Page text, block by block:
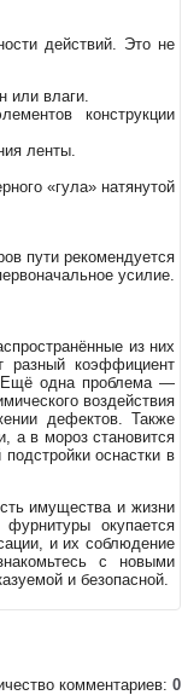
действий. Это не
или влаги.
конструкции
ленты.
«гула» натянутой
пути рекомендуется
усилие.
из них
разный коэффициент
Ещё одна проблема —
воздействия
дефектов. Также
а в мороз становится
оснастки в
имущества и жизни
окупается
и их соблюдение
с новыми
и безопасной.
комментариев: 0